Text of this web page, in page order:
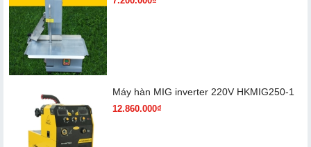
Máy hàn MIG inverter 220V HKMIG250-1
12.860.000₫